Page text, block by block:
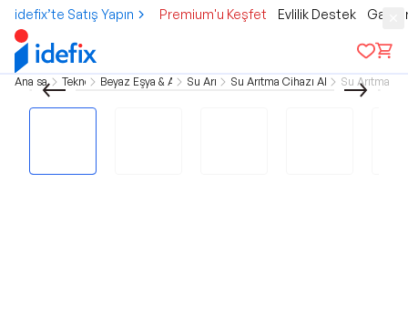
idefix’te Satış Yapın Premium'u Keşfet Evlilik Destek
Ana sayfa TeknolojiBeyaz Eşya & AnkastreSu ArıtmaSu Arıtma Cihazı Aksesuarları
Su Arıtma